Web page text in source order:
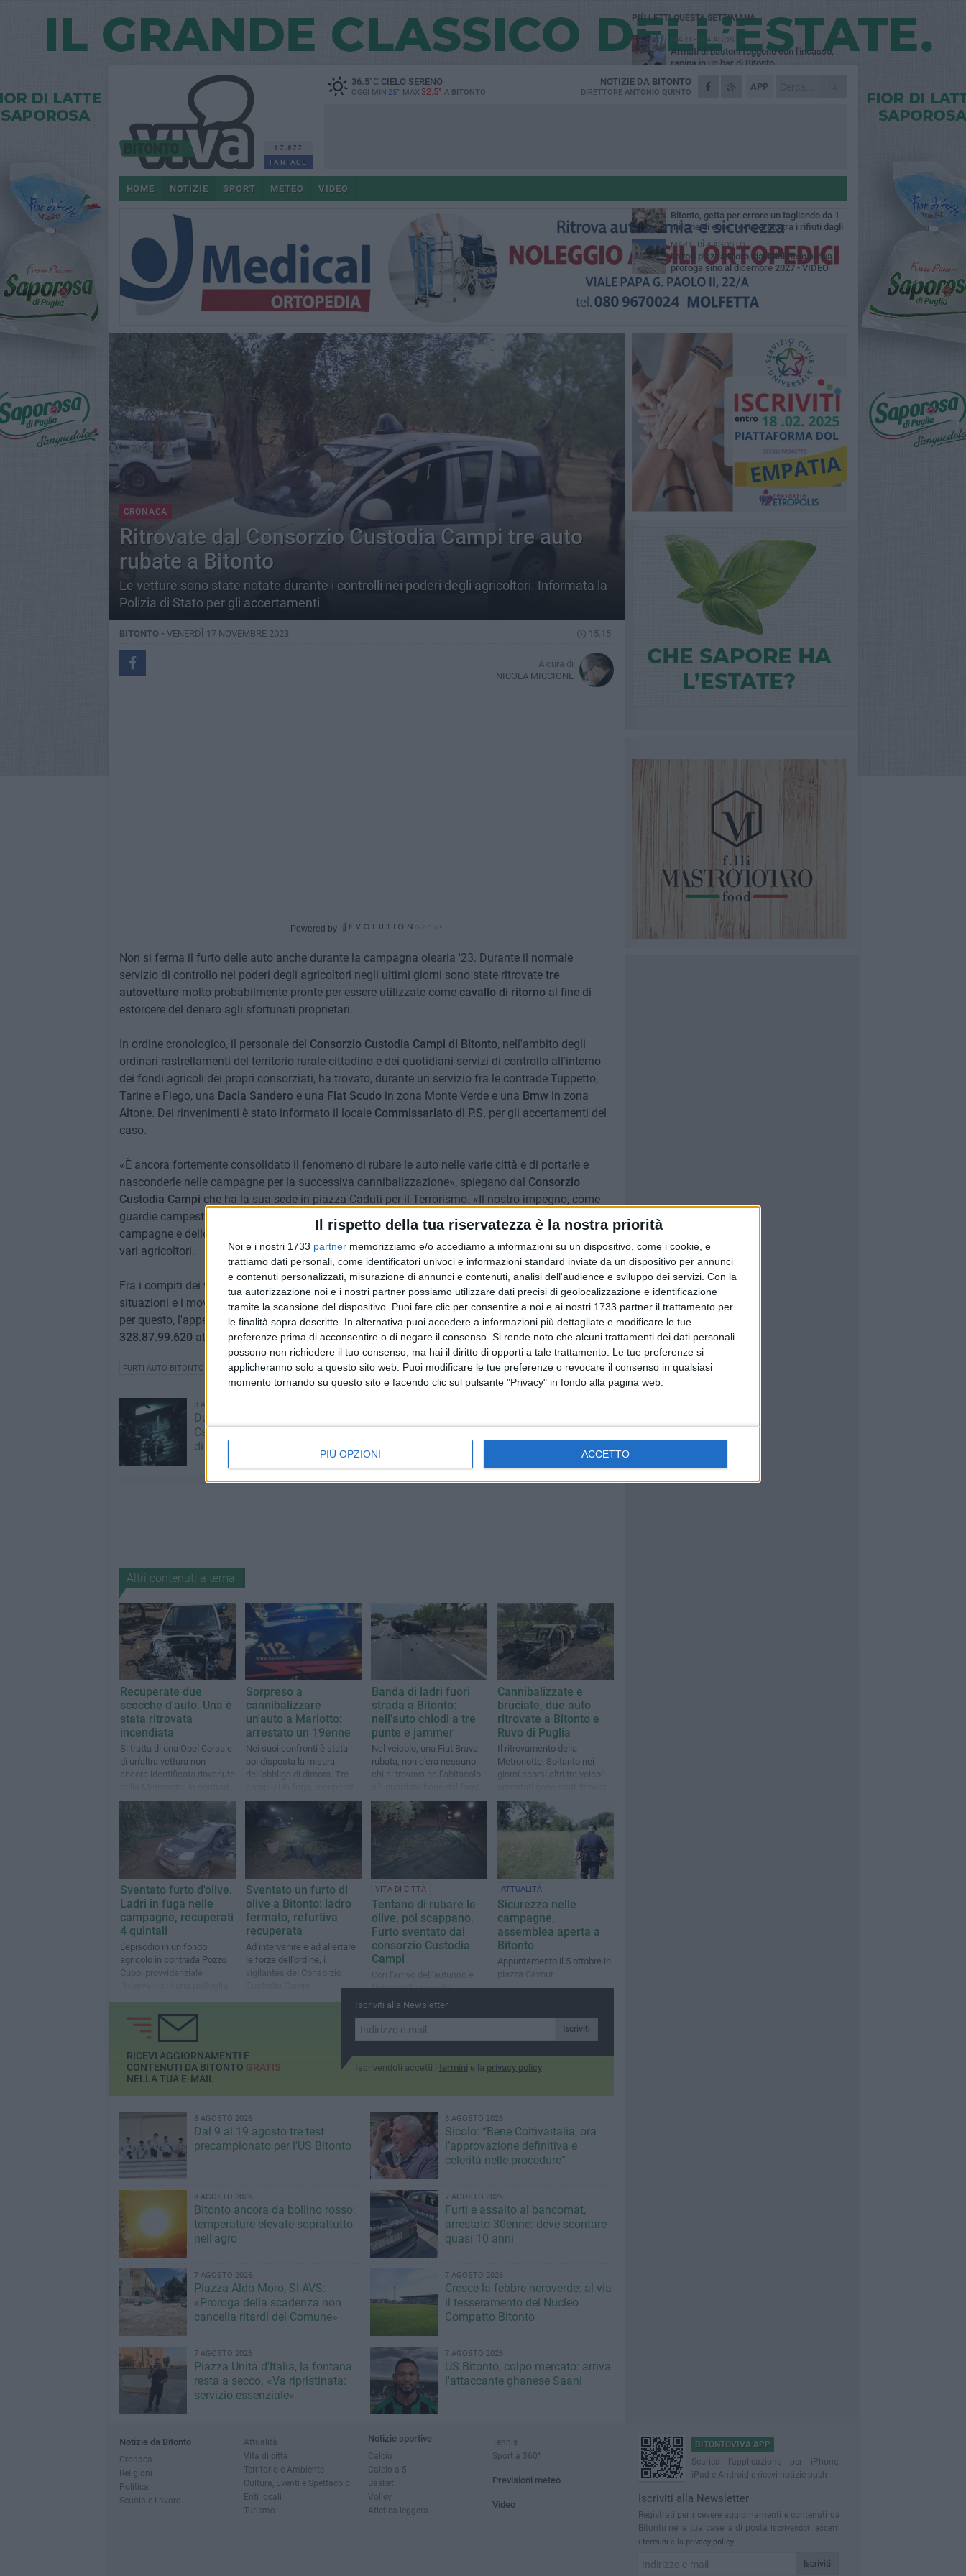
Il rispetto della tua riservatezza è la nostra priorità
Noi e i nostri 1733 partner memorizziamo e/o accediamo a informazioni su un dispositivo, come i cookie, e
trattiamo dati personali, come identificatori univoci e informazioni standard inviate da un dispositivo per annunci
e contenuti personalizzati, misurazione di annunci e contenuti, analisi dell'audience e sviluppo dei servizi. Con la
tua autorizzazione noi e i nostri partner possiamo utilizzare dati precisi di geolocalizzazione e identificazione
tramite la scansione del dispositivo. Puoi fare clic per consentire a noi e ai nostri 1733 partner il trattamento per
le finalità sopra descritte. In alternativa puoi accedere a informazioni più dettagliate e modificare le tue
preferenze prima di acconsentire o di negare il consenso. Si rende noto che alcuni trattamenti dei dati personali
possono non richiedere il tuo consenso, ma hai il diritto di opporti a tale trattamento. Le tue preferenze si
applicheranno solo a questo sito web. Puoi modificare le tue preferenze o revocare il consenso in qualsiasi
momento tornando su questo sito e facendo clic sul pulsante "Privacy" in fondo alla pagina web.
PIÙ OPZIONI ACCETTO
17.877
FANPAGE
36.5°CCIELO SERENO
OGGI MIN 25° MAX 32.5° A BITONTO
APP
NOTIZIE DA BITONTO
DIRETTORE ANTONIO QUINTO
HOME NOTIZIE SPORT METEO VIDEO
CRONACA
Ritrovate dal Consorzio Custodia Campi tre auto
rubate a Bitonto
Le vetture sono state notate durante i controlli nei poderi degli agricoltori. Informata la
Polizia di Stato per gli accertamenti
BITONTO - VENERDÌ 17 NOVEMBRE 2023 15.15
A cura di
NICOLA MICCIONE
Powered by
Non si ferma il furto delle auto anche durante la campagna olearia '23. Durante il normale
servizio di controllo nei poderi degli agricoltori negli ultimi giorni sono state ritrovatetre
autovetture molto probabilmente pronte per essere utilizzate comecavallo di ritorno al fine di
estorcere del denaro agli sfortunati proprietari.
In ordine cronologico, il personale del Consorzio Custodia Campi di Bitonto, nell'ambito degli
ordinari rastrellamenti del territorio rurale cittadino e dei quotidiani servizi di controllo all'interno
dei fondi agricoli dei propri consorziati, ha trovato, durante un servizio fra le contrade Tuppetto,
Tarine e Fiego, una Dacia Sanderoe una Fiat Scudo in zona Monte Verde e una Bmwin zona
Altone. Dei rinvenimenti è stato informato il locale Commissariato di P.S. per gli accertamenti del
caso.
«È ancora fortemente consolidato il fenomeno di rubare le auto nelle varie città e di portarle e
nasconderle nelle campagne per la successiva cannibalizzazione», spiegano dal Consorzio
Custodia Campi che ha la sua sede in piazza Caduti per il Terrorismo. «Il nostro impegno, come
guardie campestri - continua la nota -, è quello di rinvenire tali situazioni all'interno delle
campagne e delle proprietà dei consorziati oltre a quello di prevenire tali fenomeni» in danno dei
vari agricoltori.
Fra i compiti dei vigilantes bitontini anche quello «di segnalare alle competenti autorità le
situazioni e i movimenti strani di auto e mezzi in genere lungo le vie e le strade rurali». E proprio
per questo, l'appello che arriva è a segnalare qualsiasi attività illegale al numero di emergenza
328.87.99.620 attivo su tutte le pattuglie.
FURTI AUTO BITONTO CONSORZIO CUSTODIA CAMPI
8 AGOSTO 2026
Due latitanti del clan mafioso
Capriati arrestati in un casolare
di Bisceglie
Altri contenuti a tema
Recuperate due
scocche d'auto. Una è
stata ritrovata
incendiata
Si tratta di una Opel Corsa e
di un'altra vettura non
ancora identificata rinvenute
Belvedere
Sorpreso a
cannibalizzare
un'auto a Mariotto:
arrestato un 19enne
Nei suoi confronti è stata
poi disposta la misura
dell'obbligo di dimora. Tre
una Bmw X3 rubata ad
Altamura
Banda di ladri fuori
strada a Bitonto:
nell'auto chiodi a tre
punte e jammer
Nel veicolo, una Fiat Brava
rubata, non c'era nessuno:
chi si trovava nell’abitacolo
identificare
Cannibalizzate e
bruciate, due auto
ritrovate a Bitonto e
Ruvo di Puglia
Il ritrovamento della
Metronotte. Soltanto nei
giorni scorsi altri tre veicoli
nella stessa zona
Sventato furto d'olive.
Ladri in fuga nelle
campagne, recuperati
4 quintali
L'episodio in un fondo
agricolo in contrada Pozzo
Cupo: provvidenziale
Sventato un furto di
olive a Bitonto: ladro
fermato, refurtiva
recuperata
Ad intervenire e ad allertare
le forze dell'ordine, i
vigilantes del Consorzio
VITA DI CITTÀ
Tentano di rubare le
olive, poi scappano.
Furto sventato dal
consorzio Custodia
Campi
Con l'arrivo dell'autunno e
l'inizio della raccolta,
tornano anche le incursioni
ATTUALITÀ
Sicurezza nelle
campagne,
assemblea aperta a
Bitonto
Appuntamento il 5 ottobre in
piazza Cavour
Iscriviti alla Newsletter
Iscriviti
Iscrivendoti accetti i termini e la privacy policy
RICEVI AGGIORNAMENTI E
CONTENUTI DA BITONTO GRATIS
NELLA TUA E-MAIL
8 AGOSTO 2026
Dal 9 al 19 agosto tre test
precampionato per l'US Bitonto
8 AGOSTO 2026
Sicolo: “Bene Coltivaitalia, ora
l’approvazione definitiva e
celerità nelle procedure”
8 AGOSTO 2026
Bitonto ancora da bollino rosso:
temperature elevate soprattutto
nell'agro
7 AGOSTO 2026
Furti e assalto al bancomat,
arrestato 30enne: deve scontare
quasi 10 anni
7 AGOSTO 2026
Piazza Aldo Moro, SI-AVS:
«Proroga della scadenza non
cancella ritardi del Comune»
7 AGOSTO 2026
Cresce la febbre neroverde: al via
il tesseramento del Nucleo
Compatto Bitonto
7 AGOSTO 2026
Piazza Unità d'Italia, la fontana
resta a secco. «Va ripristinata:
servizio essenziale»
7 AGOSTO 2026
US Bitonto, colpo mercato: arriva
l'attaccante ghanese Saani
PIÙ LETTI QUESTA SETTIMANA
MARTEDÌ 4 AGOSTO
Armati di bastoni fuggono con l'incasso,
rapina in un bar di Bitonto
DOMENICA 2 AGOSTO
Fratelli d'Italia Bitonto: «Vicinanza alla
Parcheggio interrato in piazza Marconi, SI:
MARTEDÌ 4 AGOSTO
Bitonto, getta per errore un tagliando da 1
milione di euro: recuperato tra i rifiuti dagli
operatori SANB
MARTEDÌ 4 AGOSTO
Lavori piazza Moro, dal Ministero arriva
proroga sino al dicembre 2027 - VIDEO
Notizie da Bitonto
Cronaca
Religioni
Politica
Scuola e Lavoro
Attualità
Vita di città
Territorio e Ambiente
Cultura, Eventi e Spettacolo
Enti locali
Turismo
Notizie sportive
Calcio
Calcio a 5
Basket
Volley
Atletica leggera
Tennis
Sport a 360°
Previsioni meteo
Video
BITONTOVIVA APP
Scarica l'applicazione per iPhone,
iPad e Android e ricevi notizie push
Iscriviti alla Newsletter
Registrati per ricevere aggiornamenti e contenuti da
Bitonto nella tua casella di posta Iscrivendoti accetti
i termini e la privacy policy
Iscriviti